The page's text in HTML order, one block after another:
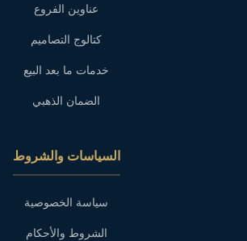
عناوين الفروع
كتالوج التصاميم
خدمات ما بعد البيع
الضمان الذهبي
السياسات والشروط
سياسة الخصوصية
الشروط والأحكام